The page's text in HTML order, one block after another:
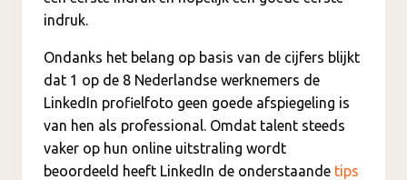
indruk.
Ondanks het belang op basis van de cijfers blijkt
dat 1 op de 8 Nederlandse werknemers de
LinkedIn profielfoto geen goede afspiegeling is
van hen als professional. Omdat talent steeds
vaker op hun online uitstraling wordt
beoordeeld heeft LinkedIn de onderstaande tips